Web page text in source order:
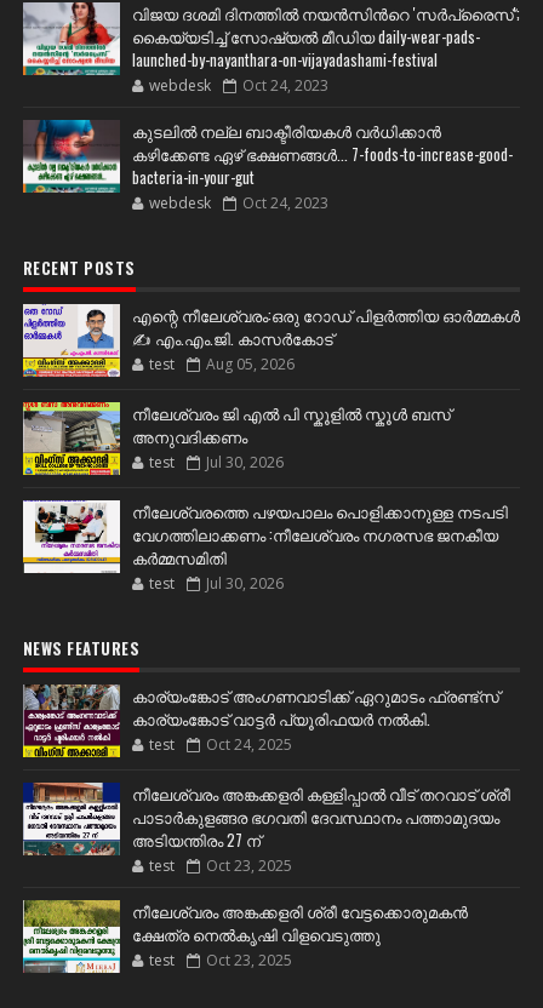
വിജയ ദശമി ദിനത്തില്‍ നയന്‍സിന്‍റെ 'സര്‍പ്രൈസ്';
കൈയ്യടിച്ച് സോഷ്യല്‍ മീഡിയ daily-wear-pads-
launched-by-nayanthara-on-vijayadashami-festival
webdesk Oct 24, 2023
കുടലിൽ നല്ല ബാക്ടീരിയകൾ വര്‍ധിക്കാന്‍
കഴിക്കേണ്ട ഏഴ് ഭക്ഷണങ്ങള്‍... 7-foods-to-increase-good-
bacteria-in-your-gut
webdesk Oct 24, 2023
RECENT POSTS
എന്റെ നീലേശ്വരം:ഒരു റോഡ് പിളർത്തിയ ഓർമ്മകൾ
✍️ എം.എം.ജി. കാസർകോട്
test Aug 05, 2026
നീലേശ്വരം ജി എൽ പി സ്കൂളിൽ സ്കൂൾ ബസ്
അനുവദിക്കണം
test Jul 30, 2026
നീലേശ്വരത്തെ പഴയപാലം പൊളിക്കാനുള്ള നടപടി
വേഗത്തിലാക്കണം :നീലേശ്വരം നഗരസഭ ജനകീയ
കർമ്മസമിതി
test Jul 30, 2026
NEWS FEATURES
കാര്യംങ്കോട് അംഗണവാടിക്ക് ഏറുമാടം ഫ്രണ്ട്സ്
കാര്യംങ്കോട് വാട്ടർ പ്യൂരിഫയർ നൽകി.
test Oct 24, 2025
നീലേശ്വരം അങ്കക്കളരി കള്ളിപ്പാൽ വീട് തറവാട് ശ്രീ
പാടാർകുളങ്ങര ഭഗവതി ദേവസ്ഥാനം പത്താമുദയം
അടിയന്തിരം 27 ന്
test Oct 23, 2025
നീലേശ്വരം അങ്കക്കളരി ശ്രീ വേട്ടക്കൊരുമകൻ
ക്ഷേത്ര നെൽകൃഷി വിളവെടുത്തു
test Oct 23, 2025